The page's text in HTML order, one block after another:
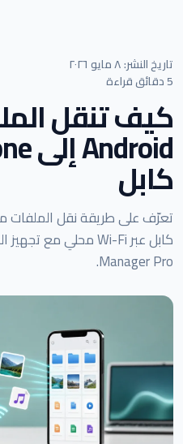
تاريخ النشر: ٨ مايو ٢٠٢٦
5 دقائق قراءة
كيف تنقل
كابل
Manager Pro.